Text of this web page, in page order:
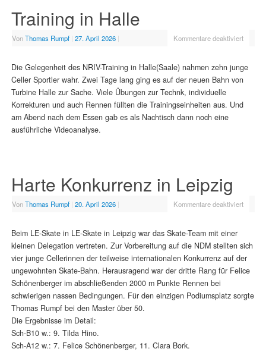
Training in Halle
VonThomas Rumpf | 27. April 2026 | Kommentare deaktiviert
Die Gelegenheit des NRIV-Training in Halle(Saale) nahmen zehn junge
Celler Sportler wahr. Zwei Tage lang ging es auf der neuen Bahn von
Turbine Halle zur Sache. Viele Übungen zur Technk, individuelle
Korrekturen und auch Rennen füllten die Trainingseinheiten aus. Und
am Abend nach dem Essen gab es als Nachtisch dann noch eine
ausführliche Videoanalyse.
Harte Konkurrenz in Leipzig
VonThomas Rumpf | 20. April 2026 | Kommentare deaktiviert
Beim LE-Skate in LE-Skate in Leipzig war das Skate-Team mit einer
kleinen Delegation vertreten. Zur Vorbereitung auf die NDM stellten sich
vier junge Cellerinnen der teilweise internationalen Konkurrenz auf der
ungewohnten Skate-Bahn. Herausragend war der dritte Rang für Felice
Schönenberger im abschließenden 2000 m Punkte Rennen bei
schwierigen nassen Bedingungen. Für den einzigen Podiumsplatz sorgte
Thomas Rumpf bei den Master über 50.
Die Ergebnisse im Detail:
Sch-B10 w.: 9. Tilda Hino.
Sch-A12 w.: 7. Felice Schönenberger, 11. Clara Bork.